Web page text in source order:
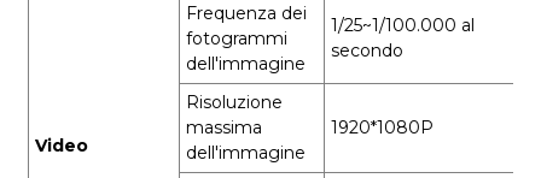
Video
Frequenza dei
fotogrammi
dell'immagine
1/25~1/100.000 al
secondo
Risoluzione
massima
dell'immagine
1920*1080P